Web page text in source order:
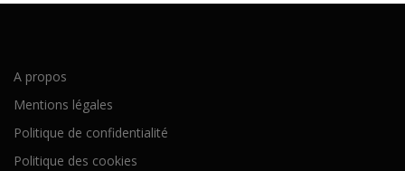
A propos
Mentions légales
Politique de confidentialité
Politique des cookies